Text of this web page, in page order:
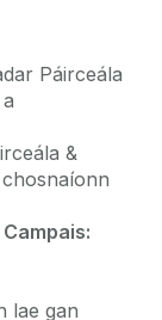
Páirceála
&
lae gan